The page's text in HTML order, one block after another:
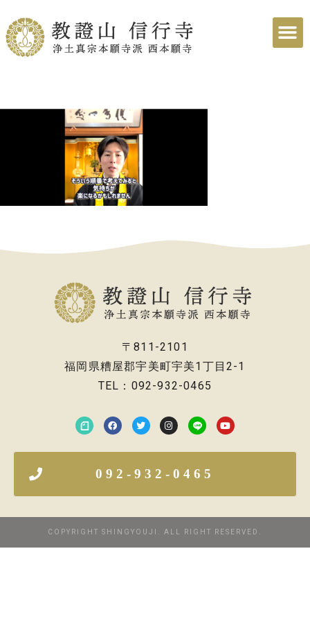
〒811-2101
福岡県糟屋郡宇美町宇美1丁目2-1
TEL：092-932-0465
092-932-0465
COPYRIGHT SHINGYOUJI. ALL RIGHT RESERVED.